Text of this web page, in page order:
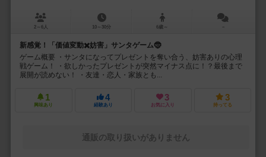
2～6人 10～30分 6歳～ －
新感覚！「価値変動✖️妨害」サンタゲーム🤶
ゲーム概要 ・サンタになってプレゼントを奪い合う、妨害ありの心理
戦ゲーム！ ・欲しかったプレゼントが突然マイナス点に！？最後まで
展開が読めない！ ・友達・恋人・家族とも...
1
興味あり
4
経験あり
3
お気に入り
3
持ってる
通販の取り扱いがありません